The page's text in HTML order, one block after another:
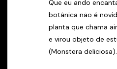
Que eu ando
botânica não é
planta que chama
e virou objeto de
(Monstera deliciosa).